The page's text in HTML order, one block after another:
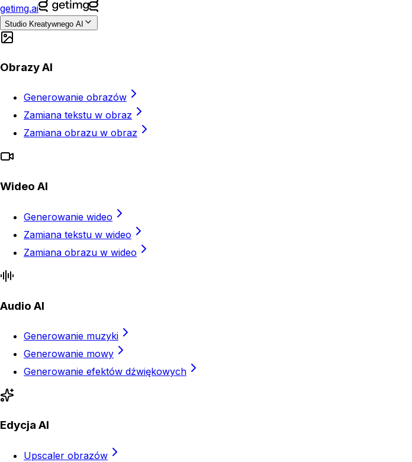
getimg.ai
Studio Kreatywnego AI
Obrazy AI
Generowanie obrazów
Zamiana tekstu w obraz
Zamiana obrazu w obraz
Wideo AI
Generowanie wideo
Zamiana tekstu w wideo
Zamiana obrazu w wideo
Audio AI
Generowanie muzyki
Generowanie mowy
Generowanie efektów dźwiękowych
Edycja AI
Upscaler obrazów